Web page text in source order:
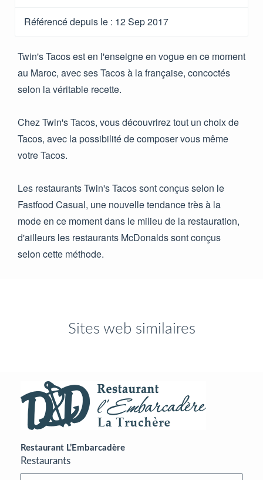
Référencé depuis le : 12 Sep 2017
Twin's Tacos est en l'enseigne en vogue en ce moment
au Maroc, avec ses Tacos à la française, concoctés
selon la véritable recette.
Chez Twin's Tacos, vous découvrirez tout un choix de
Tacos, avec la possibilité de composer vous même
votre Tacos.
Les restaurants Twin's Tacos sont conçus selon le
Fastfood Casual, une nouvelle tendance très à la
mode en ce moment dans le milieu de la restauration,
d'ailleurs les restaurants McDonalds sont conçus
selon cette méthode.
Sites web similaires
Restaurant L’Embarcadère
Restaurants